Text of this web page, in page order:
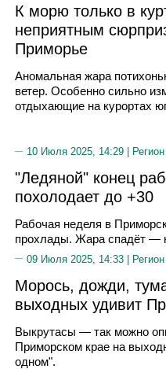
К морю только в
неприятным
Приморье
Аномальная жара
ветер. Особенно сильно
отдыхающие на курортах
10 Июля 2025, 14:29 |
"Ледяной" конец
похолодает до +30
Рабочая неделя в
прохлады. Жара спадёт —
09 Июля 2025, 14:33 |
Морось, дожди,
выходных удивит
Выкрутасы — так можно
Приморском крае на
одном".